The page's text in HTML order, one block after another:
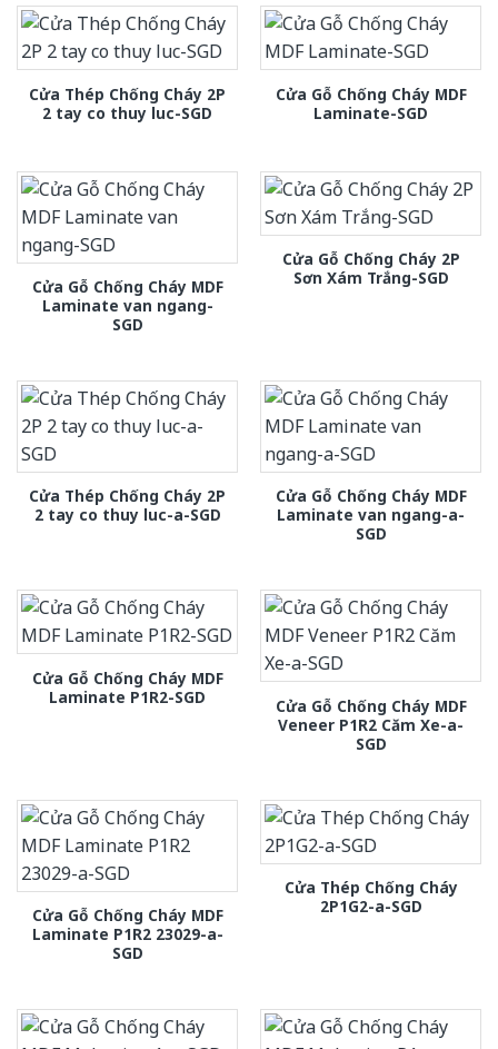
Cửa Thép Chống Cháy 2P
2 tay co thuy luc-SGD
Cửa Gỗ Chống Cháy MDF
Laminate-SGD
Cửa Gỗ Chống Cháy MDF
Laminate van ngang-
SGD
Cửa Gỗ Chống Cháy 2P
Sơn Xám Trắng-SGD
Cửa Thép Chống Cháy 2P
2 tay co thuy luc-a-SGD
Cửa Gỗ Chống Cháy MDF
Laminate van ngang-a-
SGD
Cửa Gỗ Chống Cháy MDF
Laminate P1R2-SGD
Cửa Gỗ Chống Cháy MDF
Veneer P1R2 Căm Xe-a-
SGD
Cửa Gỗ Chống Cháy MDF
Laminate P1R2 23029-a-
SGD
Cửa Thép Chống Cháy
2P1G2-a-SGD